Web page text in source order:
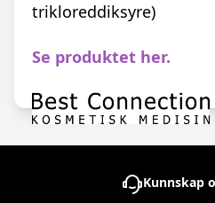
trikloreddiksyre)
Se produktet her.
Kunnskap